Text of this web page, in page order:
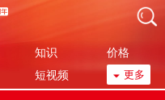
知识
价格
短视频 更多